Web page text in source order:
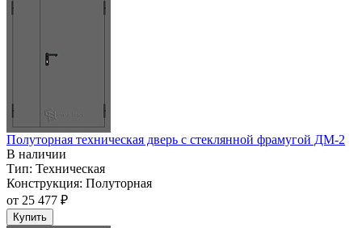
Полуторная техническая дверь с стеклянной фрамугой ДМ-2
В наличии
Тип: Техническая
Конструкция: Полуторная
от 25 477 ₽
Купить